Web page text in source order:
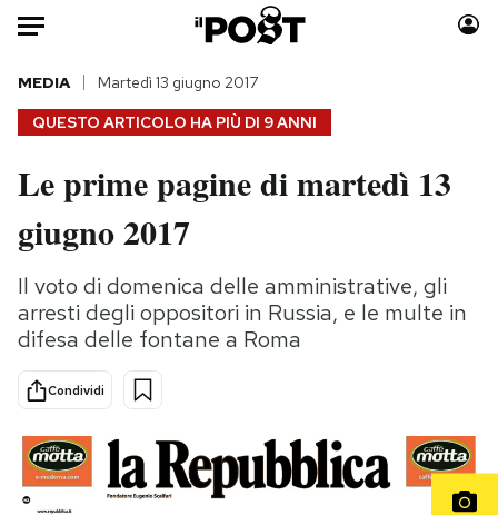
Auto
HOME
Italia
Politica
Tecnologia
Internet
Scienza
Cultura
Economia
Sport
Moda
Storie/Idee
Ok Boomer!
Media
Mondiali calcio 2026
QUESTO ARTICOLO HA PIÙ DI 9 ANNI
MEDIA Martedì 13 giugno 2017
Le prime pagine di martedì 13
giugno 2017
Il voto di domenica delle amministrative, gli
arresti degli oppositori in Russia, e le multe in
difesa delle fontane a Roma
Condividi